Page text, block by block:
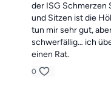
der ISG Schmerzen
und Sitzen ist die
tun mir sehr gut,
schwerfällig… ich
einen Rat.
0